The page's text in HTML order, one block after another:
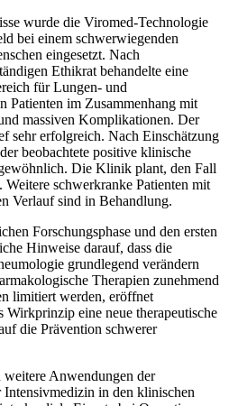
wurde die Viromed-Technologie
bei einem schwerwiegenden
eingesetzt. Nach
Ethikrat behandelte eine
für Lungen- und
Patienten im Zusammenhang mit
massiven Komplikationen. Der
sehr erfolgreich. Nach Einschätzung
beobachtete positive klinische
Die Klinik plant, den Fall
schwerkranke Patienten mit
Verlauf sind in Behandlung.
Forschungsphase und den ersten
Hinweise darauf, dass die
grundlegend verändern
Therapien zunehmend
limitiert werden, eröffnet
Wirkprinzip eine neue therapeutische
die Prävention schwerer
Anwendungen der
in den klinischen